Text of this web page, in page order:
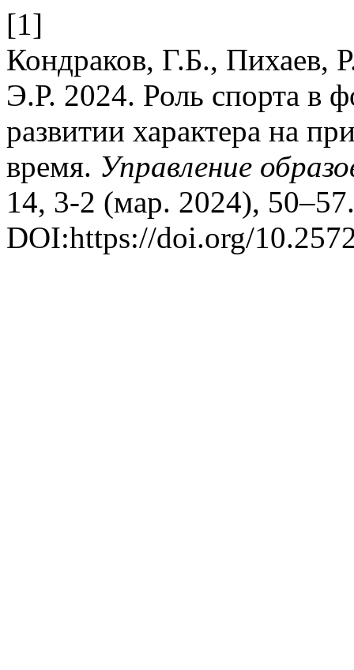
[1]
Кондраков, Г.Б., Пихаев,
Э.Р. 2024. Роль спорта в
развитии характера на
время. Управление
14, 3-2 (мар. 2024), 50–57.
DOI:https://doi.org/